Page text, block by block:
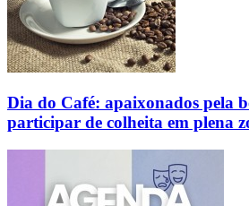
Dia do Café: apaixonados pela
participar de colheita em plena